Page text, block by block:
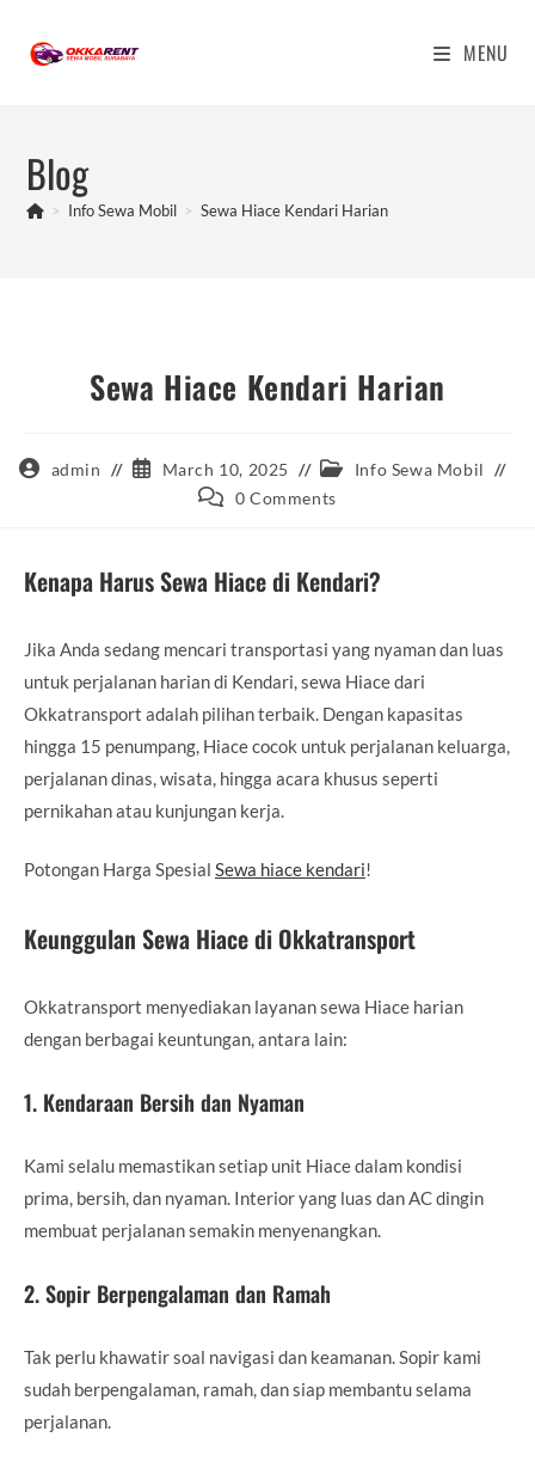
content
MENU
Blog
> Info Sewa Mobil > Sewa Hiace Kendari Harian
Sewa Hiace Kendari Harian
Postadmin
Post
published:
March 10, 2025
Post
category:
Info Sewa Mobil
Post 0 Comments
Kenapa Harus Sewa Hiace di Kendari?
Jika Anda sedang mencari transportasi yang nyaman dan luas
untuk perjalanan harian di Kendari, sewa Hiace dari
Okkatransport adalah pilihan terbaik. Dengan kapasitas
hingga 15 penumpang, Hiace cocok untuk perjalanan keluarga,
perjalanan dinas, wisata, hingga acara khusus seperti
pernikahan atau kunjungan kerja.
Potongan Harga Spesial Sewa hiace kendari!
Keunggulan Sewa Hiace di Okkatransport
Okkatransport menyediakan layanan sewa Hiace harian
dengan berbagai keuntungan, antara lain:
1. Kendaraan Bersih dan Nyaman
Kami selalu memastikan setiap unit Hiace dalam kondisi
prima, bersih, dan nyaman. Interior yang luas dan AC dingin
membuat perjalanan semakin menyenangkan.
2. Sopir Berpengalaman dan Ramah
Tak perlu khawatir soal navigasi dan keamanan. Sopir kami
sudah berpengalaman, ramah, dan siap membantu selama
perjalanan.